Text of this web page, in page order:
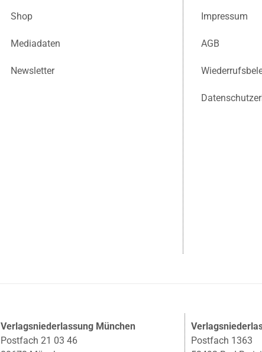
Shop
Mediadaten
Newsletter
Impressum
AGB
Verlagsniederlassung München
Postfach 21 03 46
Postfach 1363